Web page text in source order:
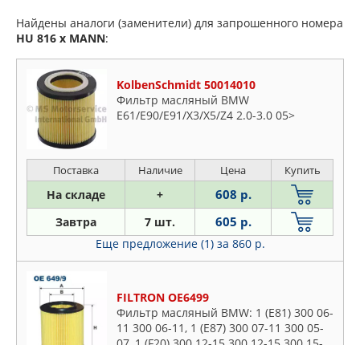
Найдены аналоги (заменители) для запрошенного номера
HU 816 x MANN:
KolbenSchmidt 50014010
Фильтр масляный BMW
E61/E90/E91/X3/X5/Z4 2.0-3.0 05>
Поставка Наличие Цена Купить
На складе + 608 р.
Завтра 7 шт. 605 р.
Еще предложение (1) за 860 р.
FILTRON OE6499
Фильтр масляный BMW: 1 (E81) 300 06-
11 300 06-11, 1 (E87) 300 07-11 300 05-